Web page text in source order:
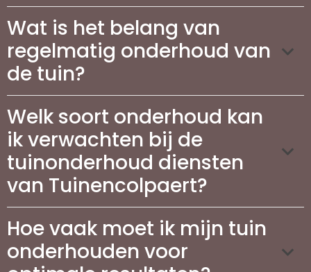
Wat is het belang van
regelmatig onderhoud van
de tuin?
Welk soort onderhoud kan
ik verwachten bij de
tuinonderhoud diensten
van Tuinencolpaert?
Hoe vaak moet ik mijn tuin
onderhouden voor